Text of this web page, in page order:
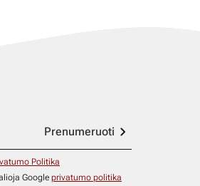
Prenumeruoti
Politika
Google privatumo politika